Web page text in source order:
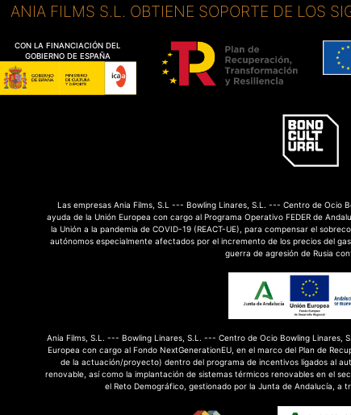
ANIA FILMS S.L. OBTIENE SOPORTE DE LOS
CON LA FINANCIACIÓN DEL
GOBIERNO DE ESPAÑA
Las empresas Ania Films, S.L --- Bowling Linares, S.L. --- Centro de Ocio
ayuda de la Unión Europea con cargo al Programa Operativo FEDER de
la Unión a la pandemia de COVID-19 (REACT-UE), para compensar el
autónomos especialmente afectados por el incremento de los precios del
guerra de agresión de Rusia
Ania Films, S.L. --- Bowling Linares, S.L. --- Centro de Ocio Bowling Linares,
Europea con cargo al Fondo NextGenerationEU, en el marco del Plan de
de la actuación/proyecto) dentro del programa de incentivos ligados al
renovable, así como la implantación de sistemas térmicos renovables en el
el Reto Demográfico, gestionado por la Junta de Andalucía, a